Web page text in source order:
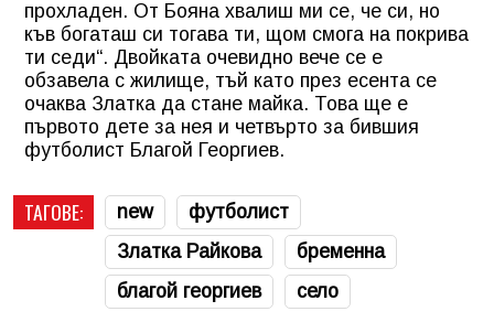
прохладен. От Бояна хвалиш ми се, че си, но
къв богаташ си тогава ти, щом смога на покрива
ти седи“. Двойката очевидно вече се е
обзавела с жилище, тъй като през есента се
очаква Златка да стане майка. Това ще е
първото дете за нея и четвърто за бившия
футболист Благой Георгиев.
ТАГОВЕ: new
футболист
Златка Райкова
бременна
благой георгиев
село